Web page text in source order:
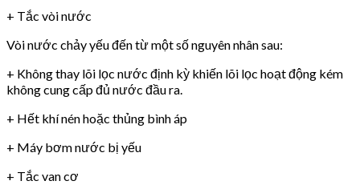
+ Tắc vòi nước
Vòi nước chảy yếu đến từ một số nguyên nhân sau:
+ Không thay lõi lọc nước định kỳ khiến lõi lọc hoạt động kém
không cung cấp đủ nước đầu ra.
+ Hết khí nén hoặc thủng bình áp
+ Máy bơm nước bị yếu
+ Tắc van cơ